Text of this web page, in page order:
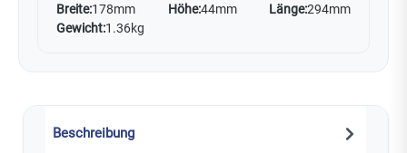
Breite:178mm Höhe:44mm Länge:294mm
Gewicht:1.36kg
Beschreibung